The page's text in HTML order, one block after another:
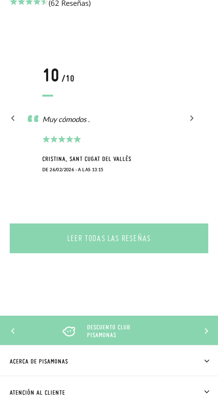
(62 Reseñas)
10 /10
Muy cómodos .
CRISTINA, SANT CUGAT DEL VALLÈS
DE 26/02/2026 - A LAS 13:15
LEER TODAS LAS RESEÑAS
DESCUENTO CLUB
PISAMONAS
ACERCA DE PISAMONAS
CÓMO COMPRAR
ATENCIÓN AL CLIENTE